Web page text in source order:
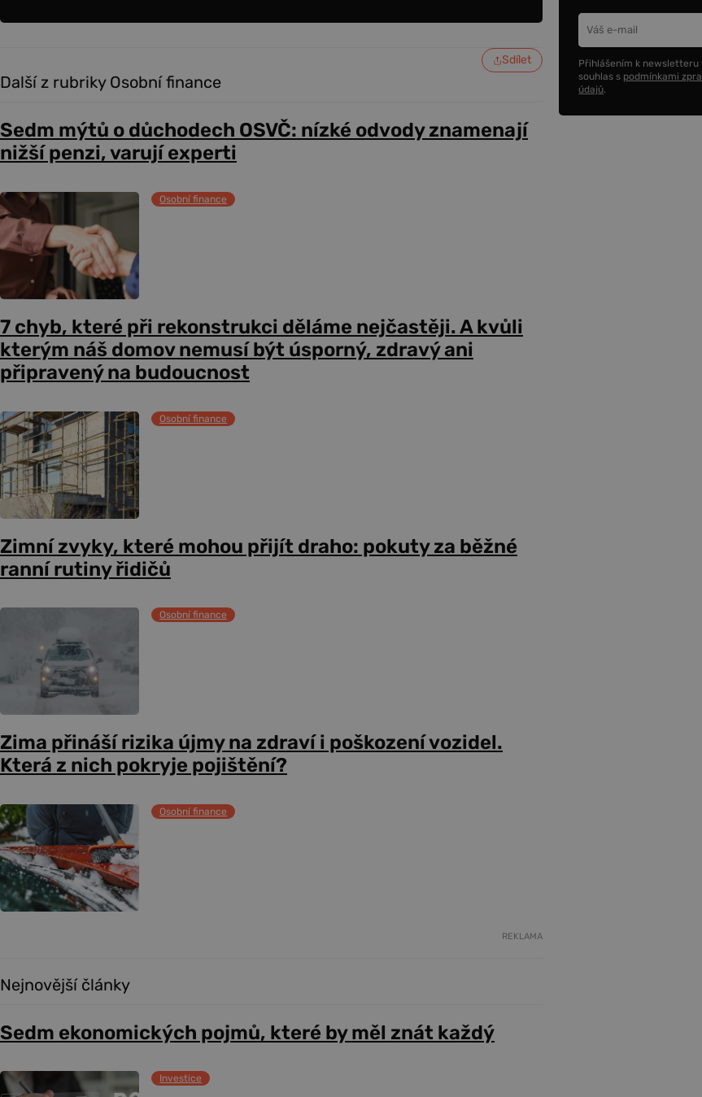
Sdílet
Další z rubriky Osobní finance
Sedm mýtů o důchodech OSVČ: nízké odvody znamenají
nižší penzi, varují experti
Osobní finance
7 chyb, které při rekonstrukci děláme nejčastěji. A kvůli
kterým náš domov nemusí být úsporný, zdravý ani
připravený na budoucnost
Osobní finance
Zimní zvyky, které mohou přijít draho: pokuty za běžné
ranní rutiny řidičů
Osobní finance
Zima přináší rizika újmy na zdraví i poškození vozidel.
Která z nich pokryje pojištění?
Osobní finance
REKLAMA
Nejnovější články
Sedm ekonomických pojmů, které by měl znát každý
Investice
Přihlášením k
souhlas s podmínkami
údajů.